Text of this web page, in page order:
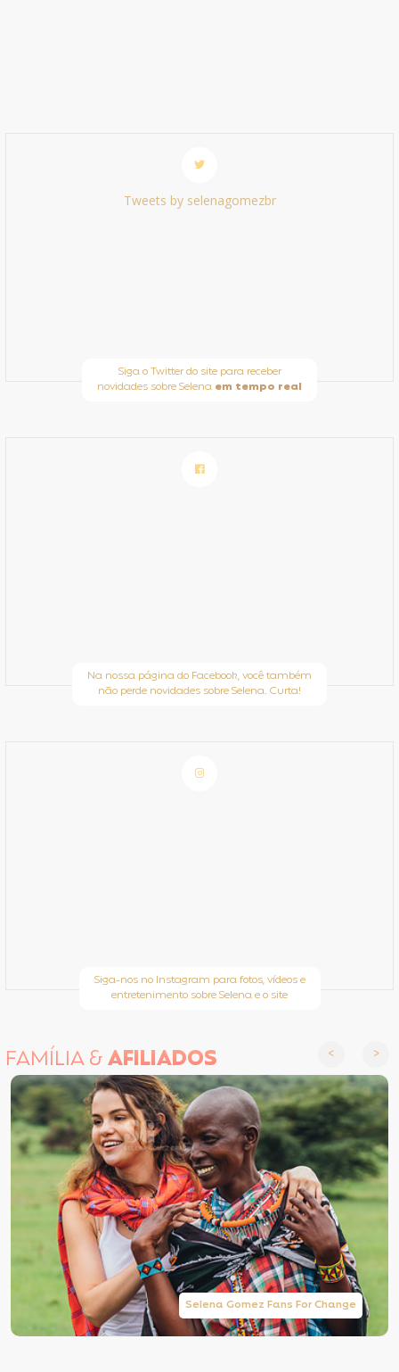
Tweets by selenagomezbr
Siga o Twitter do site para receber
novidades sobre Selena em tempo real
Na nossa página do Facebook, você também
não perde novidades sobre Selena. Curta!
Siga-nos no Instagram para fotos, vídeos e
entretenimento sobre Selena e o site
FAMÍLIA &AFILIADOS
Selena Gomez Fans For Change